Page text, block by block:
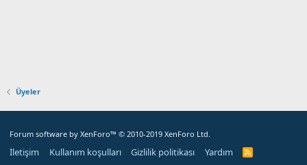
Üyeler
Forum software by XenForo™ © 2010-2019 XenForo Ltd.
İletişim Kullanım koşulları Gizlilik politikası Yardım
R